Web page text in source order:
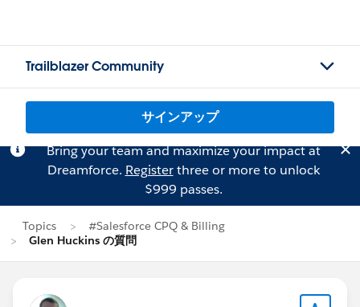
Trailblazer Community
サインアップ
Bring your team and maximize your impact at
Dreamforce. Registerthree or more to unlock
$999 passes.
Topics
#Salesforce CPQ & Billing
Glen Huckins の質問